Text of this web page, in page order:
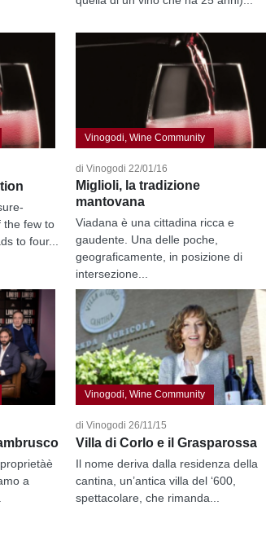
the few to
to four...
Vinogodi, Wine Community
di Vinogodi 22/01/16
Miglioli, la tradizione
mantovana
Viadana è una cittadina ricca e
gaudente. Una delle poche,
geograficamente, in posizione di
intersezione...
a
Vinogodi, Wine Community
di Vinogodi 26/11/15
Villa di Corlo e il Grasparossa
Il nome deriva dalla residenza della
cantina, un’antica villa del ‘600,
spettacolare, che rimanda...